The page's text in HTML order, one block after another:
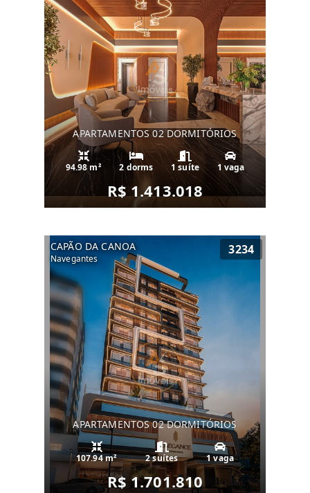
APARTAMENTOS 02 DORMITÓRIOS
94.98 m² 2 dorms 1 suíte 1 vaga
R$ 1.413.018
CAPÃO DA CANOA
Navegantes
3234
APARTAMENTOS 02 DORMITÓRIOS
107.94 m² 2 suítes 1 vaga
R$ 1.701.810